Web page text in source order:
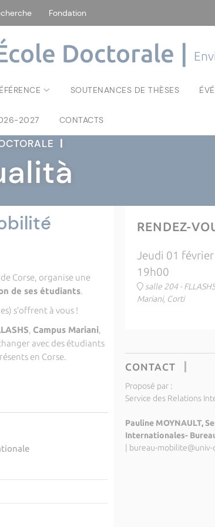
Fondation
Doctorale |
SOUTENANCES DE THÈSES
2027 CONTACTS
|
Corse, organise une
de ses étudiants.
s’offrent à vous !
, Campus Mariani,
avec des étudiants
en Corse.
RENDEZ-
Jeudi 01
19h00
salle 204 -
Mariani, Corti
CONTACT
Proposé par :
Service des Relations
Pauline MOYNAULT,
Internationales-
bureau-mobilite@univ-